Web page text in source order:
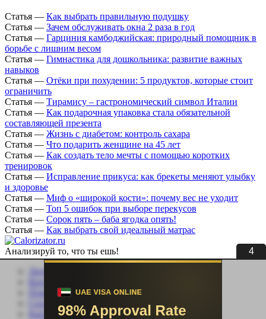
3
Статья — Как выбрать правильную подушку
Статья — Зачем обслуживать окна 2 раза в год
Статья — Гарциния камбоджийская: природный помощник в
борьбе с лишним весом
Статья — Гимнастика для дошкольника: развитие важных
навыков
Статья — Отёки при похудении: 5 продуктов, которые стоит
ограничить
Статья — Тирамису – гастрономический символ Италии
Статья — Как подарочная упаковка стала обязательной
составляющей презента
Статья — Жизнь с диабетом: контроль сахара
Статья — Что подарить женщине на 45 лет
Статья — Как создать тело мечты с помощью коротких
тренировок
Статья — Исправление прикуса: как брекеты меняют улыбку
и здоровье
Статья — Миф о «широкой кости»: почему вес не уходит
Статья — Топ 5 ошибок при выборе перекусов
Статья — Сорок пять – баба ягодка опять!
Статья — Как выбрать свой идеальный матрас
Анализируй то, что ты ешь!
Личный кабинет
Помощь сайту
Соцсети
Карта сайта